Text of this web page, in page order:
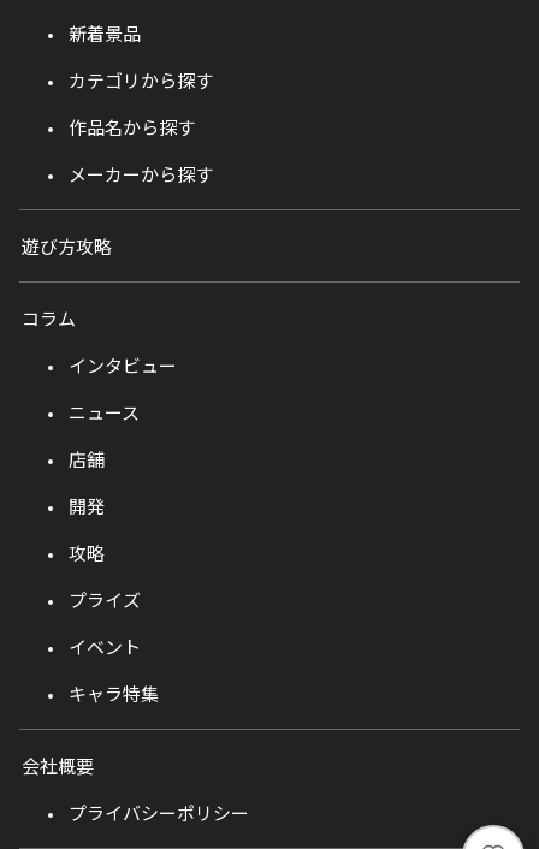
新着景品
カテゴリから探す
作品名から探す
メーカーから探す
遊び方攻略
コラム
インタビュー
ニュース
店舗
開発
攻略
プライズ
イベント
キャラ特集
会社概要
プライバシーポリシー